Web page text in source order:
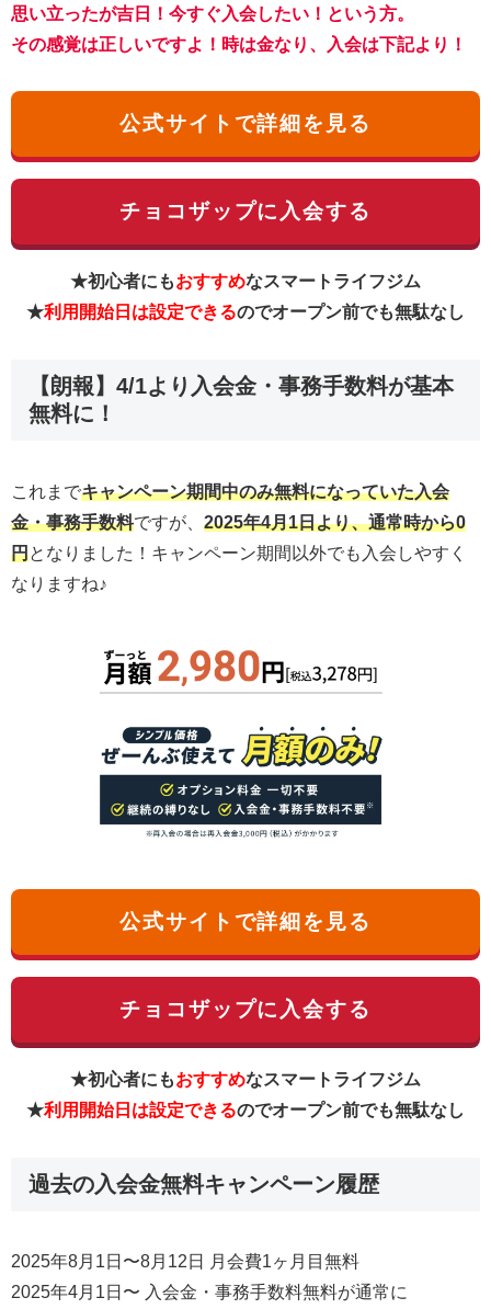
思い立ったが吉日！今すぐ入会したい！という方。
その感覚は正しいですよ！時は金なり、入会は下記より！
公式サイトで詳細を見る
チョコザップに入会する
★初心者にもおすすめなスマートライフジム
★利用開始日は設定できるのでオープン前でも無駄なし
【朗報】4/1より入会金・事務手数料が基本
無料に！
これまでキャンペーン期間中のみ無料になっていた入会
金・事務手数料ですが、 2025年4月1日より、通常時から0
円となりました！キャンペーン期間以外でも入会しやすく
なりますね♪
公式サイトで詳細を見る
チョコザップに入会する
★初心者にもおすすめなスマートライフジム
★利用開始日は設定できるのでオープン前でも無駄なし
過去の入会金無料キャンペーン履歴
2025年8月1日〜8月12日 月会費1ヶ月目無料
2025年4月1日〜 入会金・事務手数料無料が通常に